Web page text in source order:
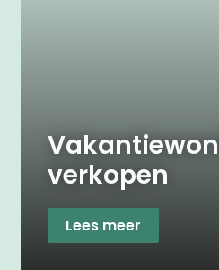
verkopen
Lees meer